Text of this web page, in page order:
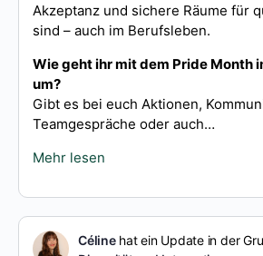
Akzeptanz und sichere Räume für
sind – auch im Berufsleben.
Wie geht ihr mit dem Pride Month
um?
Gibt es bei euch Aktionen,
Teamgespräche oder auch…
Mehr lesen
Célinehat ein Update in der